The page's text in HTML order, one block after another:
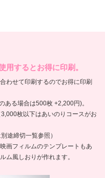
用するとお得に印刷。
わせて印刷するのでお得に印刷
ある場合は500枚 +2,200円)。
枚以下はあいのりコースがお
途締切一覧参照）
画フィルムのテンプレートもあ
ム風しおりが作れます。